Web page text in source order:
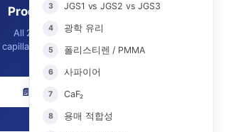
JGS1 vs JGS2 vs JGS3
광학 유리
폴리스티렌 / PMMA
사파이어
CaF₂
용매 적합성
Product Catalog 2026
All 2,561 in-stock cuvettes,
capillaries, optics & labware with
📄 Download Free PDF